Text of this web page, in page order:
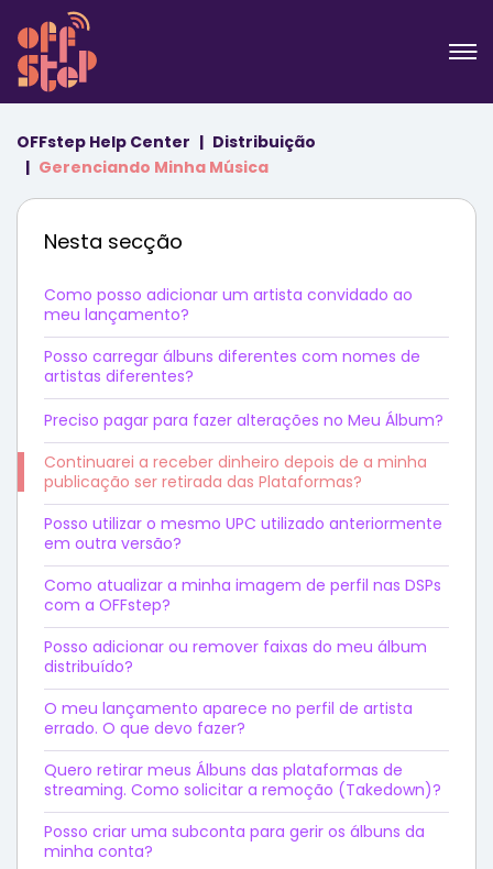
OFFstep Help Center
Distribuição
Gerenciando Minha Música
Nesta secção
Como posso adicionar um artista convidado ao
meu lançamento?
Posso carregar álbuns diferentes com nomes de
artistas diferentes?
Preciso pagar para fazer alterações no Meu Álbum?
Continuarei a receber dinheiro depois de a minha
publicação ser retirada das Plataformas?
Posso utilizar o mesmo UPC utilizado anteriormente
em outra versão?
Como atualizar a minha imagem de perfil nas DSPs
com a OFFstep?
Posso adicionar ou remover faixas do meu álbum
distribuído?
O meu lançamento aparece no perfil de artista
errado. O que devo fazer?
Quero retirar meus Álbuns das plataformas de
streaming. Como solicitar a remoção (Takedown)?
Posso criar uma subconta para gerir os álbuns da
minha conta?